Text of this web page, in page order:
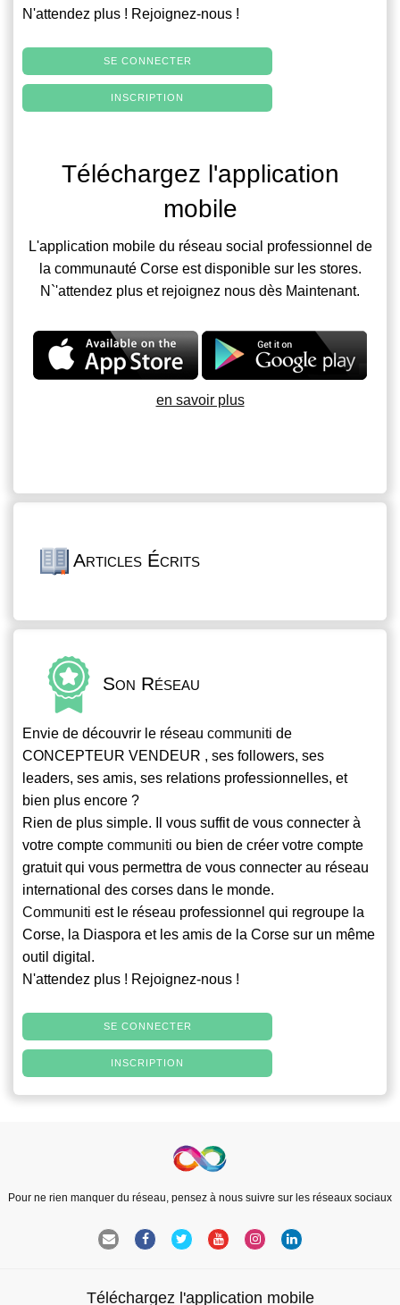
N'attendez plus ! Rejoignez-nous !
SE CONNECTER
INSCRIPTION
Téléchargez l'application
mobile
L'application mobile du réseau social professionnel de
la communauté Corse est disponible sur les stores.
N`'attendez plus et rejoignez nous dès Maintenant.
en savoir plus
Articles Écrits
Son Réseau
Envie de découvrir le réseau communiti de
CONCEPTEUR VENDEUR , ses followers, ses
leaders, ses amis, ses relations professionnelles, et
bien plus encore ?
Rien de plus simple. Il vous suffit de vous connecter à
votre compte communiti ou bien de créer votre compte
gratuit qui vous permettra de vous connecter au réseau
international des corses dans le monde.
Communiti est le réseau professionnel qui regroupe la
Corse, la Diaspora et les amis de la Corse sur un même
outil digital.
N'attendez plus ! Rejoignez-nous !
SE CONNECTER
INSCRIPTION
Pour ne rien manquer du réseau, pensez à nous suivre sur les réseaux sociaux
Téléchargez l'application mobile